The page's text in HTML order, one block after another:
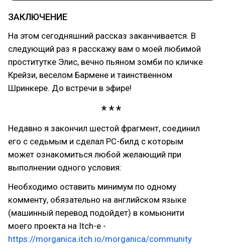
ЗАКЛЮЧЕНИЕ
На этом сегодняшний рассказ заканчивается. В
следующий раз я расскажу вам о моей любимой
проститутке Элис, вечно пьяном зомби по кличке
Крейзи, веселом Бармене и таинственном
Шринкере. До встречи в эфире!
Недавно я закончил шестой фрагмент, соединил
его с седьмым и сделал PC-билд с которым
может ознакомиться любой желающий при
выполнении одного условия:
Необходимо оставить минимум по одному
комменту, обязательно на английском языке
(машинный перевод подойдет) в комьюнити
моего проекта на Itch-е -
https://morganica.itch.io/morganica/community